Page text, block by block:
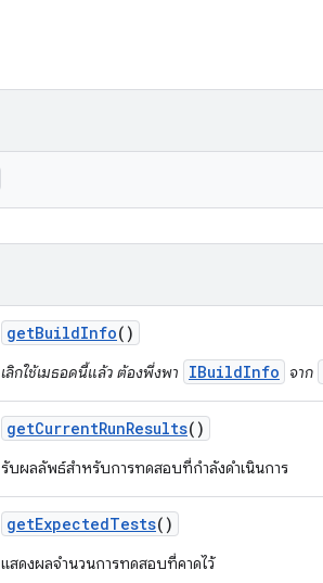
getBuildInfo()
เลิกใช้เมธอดนี้แล้ว ต้องพึ่งพา IBuildInfo จาก
getCurrentRunResults()
รับผลลัพธ์สำหรับการทดสอบที่กำลังดำเนินการ
getExpectedTests()
แสดงผลจำนวนการทดสอบที่คาดไว้